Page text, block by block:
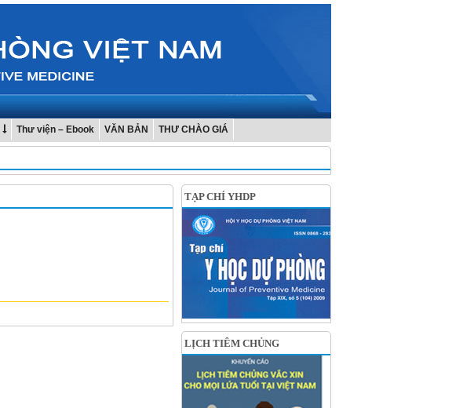
Thư viện – Ebook VĂN BẢN THƯ CHÀO GIÁ
TẠP CHÍ YHDP
LỊCH TIÊM CHỦNG